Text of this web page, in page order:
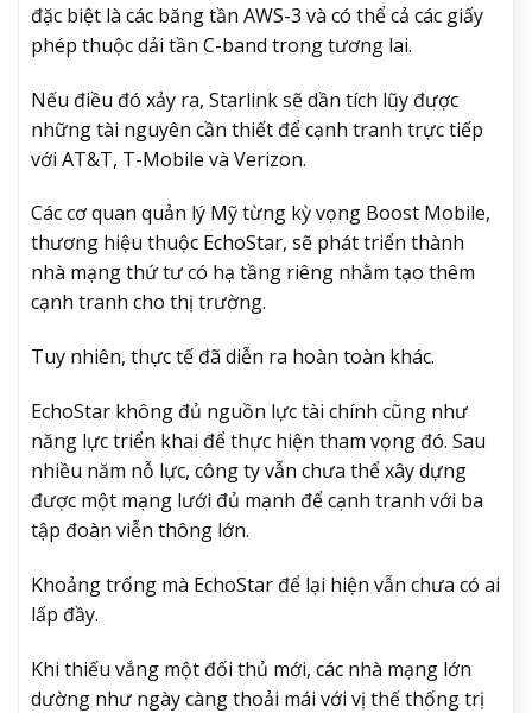
đặc biệt là các băng tần AWS-3 và có thể cả các giấy
phép thuộc dải tần C-band trong tương lai.
Nếu điều đó xảy ra, Starlink sẽ dần tích lũy được
những tài nguyên cần thiết để cạnh tranh trực tiếp
với AT&T, T-Mobile và Verizon.
Các cơ quan quản lý Mỹ từng kỳ vọng Boost Mobile,
thương hiệu thuộc EchoStar, sẽ phát triển thành
nhà mạng thứ tư có hạ tầng riêng nhằm tạo thêm
cạnh tranh cho thị trường.
Tuy nhiên, thực tế đã diễn ra hoàn toàn khác.
EchoStar không đủ nguồn lực tài chính cũng như
năng lực triển khai để thực hiện tham vọng đó. Sau
nhiều năm nỗ lực, công ty vẫn chưa thể xây dựng
được một mạng lưới đủ mạnh để cạnh tranh với ba
tập đoàn viễn thông lớn.
Khoảng trống mà EchoStar để lại hiện vẫn chưa có ai
lấp đầy.
Khi thiếu vắng một đối thủ mới, các nhà mạng lớn
dường như ngày càng thoải mái với vị thế thống trị